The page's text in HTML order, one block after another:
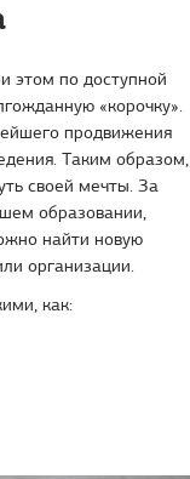
этом по доступной
«корочку».
продвижения
Таким образом,
своей мечты. За
образовании,
найти новую
организации.
как: